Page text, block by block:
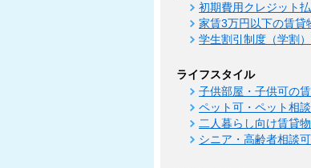
初期費用クレジット
家賃3万円以下の賃貸
学生割引制度（学割
ライフスタイル
子供部屋・子供可の
ペット可・ペット相
二人暮らし向け賃貸
シニア・高齢者相談